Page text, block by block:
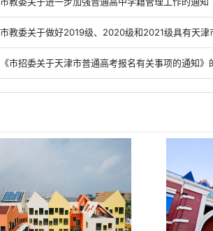
市招委关于天津市普通高考报名有关事项的通知》